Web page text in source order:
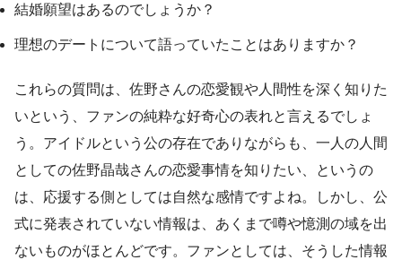
結婚願望はあるのでしょうか？
理想のデートについて語っていたことはありますか？
これらの質問は、佐野さんの恋愛観や人間性を深く知りた
いという、ファンの純粋な好奇心の表れと言えるでしょ
う。アイドルという公の存在でありながらも、一人の人間
としての佐野晶哉さんの恋愛事情を知りたい、というの
は、応援する側としては自然な感情ですよね。しかし、公
式に発表されていない情報は、あくまで噂や憶測の域を出
ないものがほとんどです。ファンとしては、そうした情報